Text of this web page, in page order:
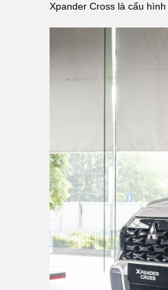
Xpander Cross là cấu